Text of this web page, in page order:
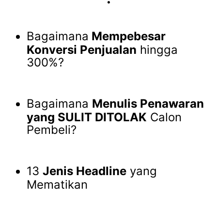
Bagaimana Mempebesar
Konversi Penjualan hingga
300%?
Bagaimana Menulis Penawaran
yang SULIT DITOLAK Calon
Pembeli?
13 Jenis Headline yang
Mematikan